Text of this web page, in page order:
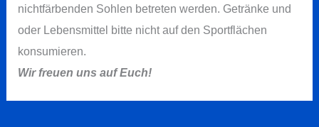
nichtfärbenden Sohlen betreten werden. Getränke und
oder Lebensmittel bitte nicht auf den Sportflächen
konsumieren.
Wir freuen uns auf Euch!